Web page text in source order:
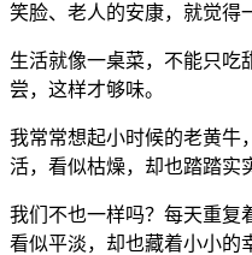
笑脸、老人的安康，就觉得
生活就像一桌菜，不能只吃
尝，这样才够味。
我常常想起小时候的老黄牛
活，看似枯燥，却也踏踏实
我们不也一样吗？每天重复
看似平淡，却也藏着小小的